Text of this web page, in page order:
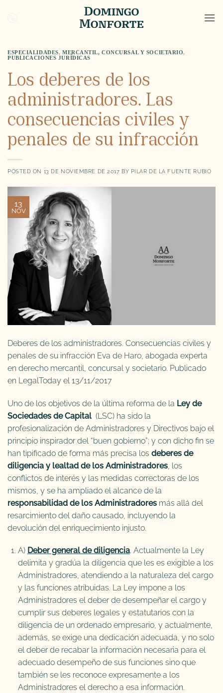
ESPECIALIDADES, MERCANTIL, CONCURSAL Y SOCIETARIO,
PUBLICACIONES JURÍDICAS
Los deberes de los
administradores. Las
consecuencias civiles y
penales de su infracción
POSTED ON 13 DE NOVIEMBRE DE 2017 BY PILAR DE LA FUENTE RUBIO
13
NOV
Deberes de los administradores. Consecuencias civiles y
penales de su infracción Eva de Haro, abogada experta
en derecho mercantil, concursal y societario. Publicado
en LegalToday el 13/11/2017
Uno de los objetivos de la última reforma de la Ley de
Sociedades de Capital(LSC) ha sido la
profesionalización de Administradores y Directivos bajo el
principio inspirador del “buen gobierno”; y con dicho fin se
han tipificado de forma más precisa los deberes de
diligencia y lealtad de los Administradores , los
conflictos de interés y las medidas correctoras de los
mismos, y se ha ampliado el alcance de la
responsabilidad de los Administradores más allá del
resarcimiento del daño causado, incluyendo la
devolución del enriquecimiento injusto.
A) Deber general de diligencia. Actualmente la Ley
delimita y gradúa la diligencia que les es exigible a los
Administradores, atendiendo a la naturaleza del cargo
y las funciones atribuidas. La Ley impone a los
Administradores el deber de desempeñar el cargo y
cumplir sus deberes legales y estatutarios con la
diligencia de un ordenado empresario, y actualmente,
además, se exige una dedicación adecuada, y no solo
el deber de recabar la información necesaria para el
adecuado desempeño de sus funciones sino que
también se les reconoce expresamente a los
Administradores el derecho a esa información.